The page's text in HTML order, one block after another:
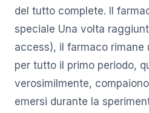
del tutto complete. Il
speciale Una volta
access), il farmaco rimane
per tutto il primo periodo,
verosimilmente,
emersi durante la